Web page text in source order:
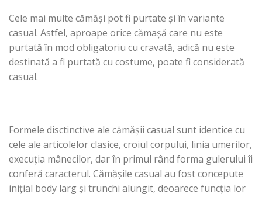
Cele mai multe cămăși pot fi purtate și în variante
casual. Astfel, aproape orice cămașă care nu este
purtată în mod obligatoriu cu cravată, adică nu este
destinată a fi purtată cu costume, poate fi considerată
casual.
Formele disctinctive ale cămășii casual sunt identice cu
cele ale articolelor clasice, croiul corpului, linia umerilor,
execuția mânecilor, dar în primul rând forma gulerului îi
conferă caracterul. Cămășile casual au fost concepute
inițial body larg și trunchi alungit, deoarece funcția lor